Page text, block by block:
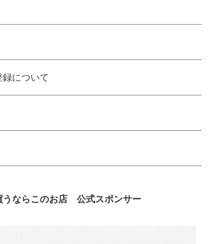
録について
うならこのお店 公式スポンサー